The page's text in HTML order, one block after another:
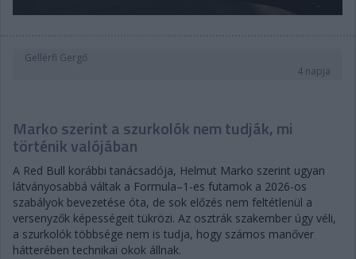
Gellérfi Gergő
4 napja
Marko szerint a szurkolók nem tudják, mi
történik valójában
A Red Bull korábbi tanácsadója, Helmut Marko szerint ugyan
látványosabbá váltak a Formula–1-es futamok a 2026-os
szabályok bevezetése óta, de sok előzés nem feltétlenül a
versenyzők képességeit tükrözi. Az osztrák szakember úgy véli,
a szurkolók többsége nem is tudja, hogy számos manőver
hátterében technikai okok állnak.